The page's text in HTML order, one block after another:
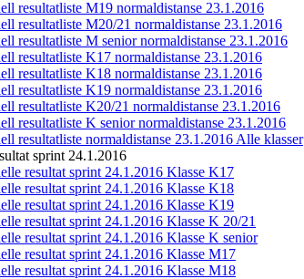
resultatliste M19 normaldistanse 23.1.2016
resultatliste M20/21 normaldistanse 23.1.2016
resultatliste M senior normaldistanse 23.1.2016
resultatliste K17 normaldistanse 23.1.2016
resultatliste K18 normaldistanse 23.1.2016
resultatliste K19 normaldistanse 23.1.2016
resultatliste K20/21 normaldistanse 23.1.2016
resultatliste K senior normaldistanse 23.1.2016
resultatliste normaldistanse 23.1.2016 Alle klasser
sprint 24.1.2016
resultat sprint 24.1.2016 Klasse K17
resultat sprint 24.1.2016 Klasse K18
resultat sprint 24.1.2016 Klasse K19
resultat sprint 24.1.2016 Klasse K 20/21
resultat sprint 24.1.2016 Klasse K senior
resultat sprint 24.1.2016 Klasse M17
resultat sprint 24.1.2016 Klasse M18